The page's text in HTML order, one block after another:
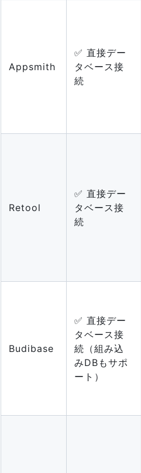
Appsmith
✅ 直接デー
タベース接
続
Retool
✅ 直接デー
タベース接
続
Budibase
✅ 直接デー
タベース接
続（組み込
みDBもサポ
ート）